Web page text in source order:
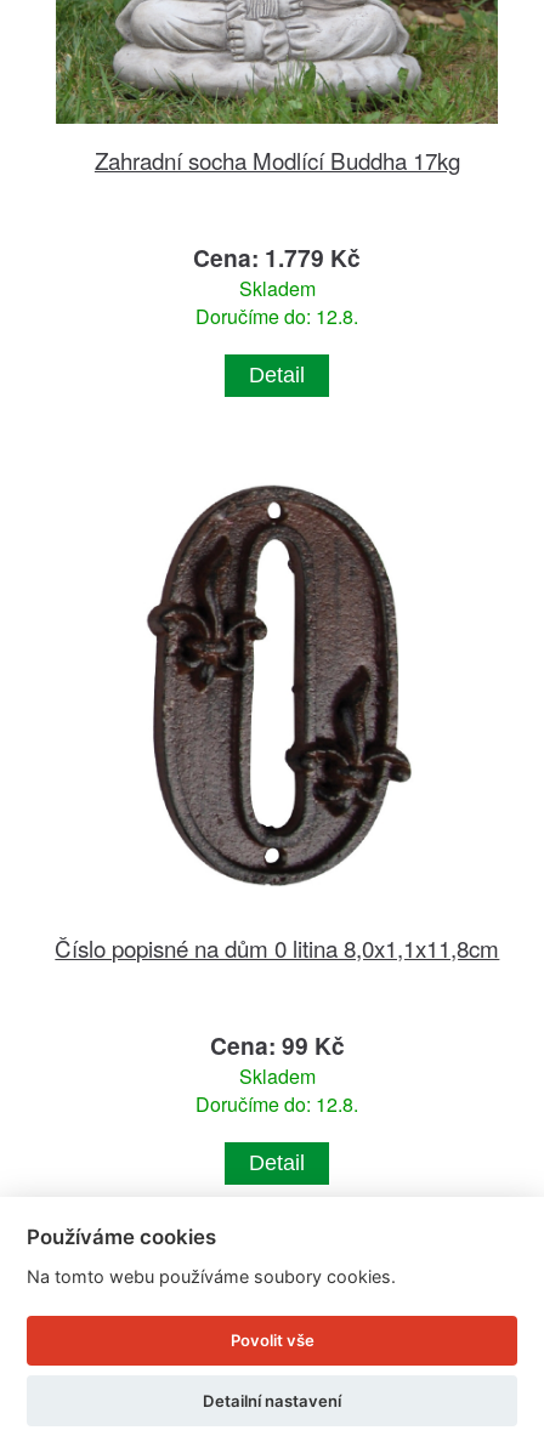
Zahradní socha Modlící Buddha 17kg
Cena: 1.779 Kč
Skladem
Doručíme do: 12.8.
Detail
Číslo popisné na dům 0 litina 8,0x1,1x11,8cm
Cena: 99 Kč
Skladem
Doručíme do: 12.8.
Detail
Používáme cookies
Na tomto webu používáme soubory cookies.
Povolit vše
Detailní nastavení